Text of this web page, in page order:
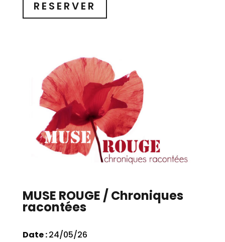
RESERVER
MUSE ROUGE / Chroniques
racontées
Date :24/05/26